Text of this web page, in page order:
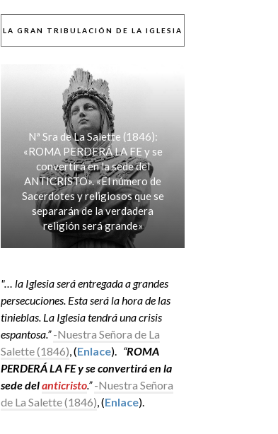
LA GRAN TRIBULACIÓN DE LA IGLESIA
Nª Sra de La Salette (1846):
«ROMA PERDERÁ LA FE y se
convertirá en la sede del
ANTICRISTO». «El número de
Sacerdotes y religiosos que se
separarán de la verdadera
religión será grande»
"… la Iglesia será entregada a grandes
persecuciones. Esta será la hora de las
tinieblas. La Iglesia tendrá una crisis
espantosa.” -Nuestra Señora de La
Salette (1846), (Enlace). “ROMA
PERDERÁ LA FE y se convertirá en la
sede delanticristo.” -Nuestra Señora
de La Salette (1846), (Enlace).